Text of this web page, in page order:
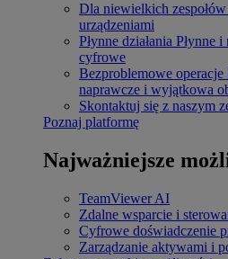
Dla niewielkich
urządzeniami
Płynne działania Płynne
cyfrowe
Bezproblemowe operacje
naprawcze i wyjątkowa
Skontaktuj się z naszym
Poznaj platformę
Najważniejsze
TeamViewer AI
Zdalne wsparcie i
Cyfrowe doświadczenie
Zarządzanie aktywami i